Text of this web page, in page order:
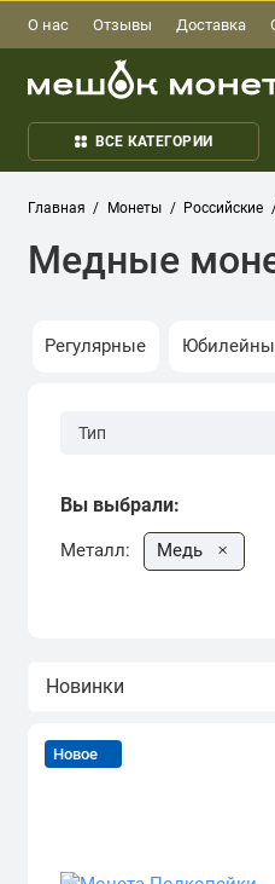
О нас Отзывы Доставка
ВСЕ КАТЕГОРИИ
Главная Монеты Российские
Медные
Регулярные
Тип
Вы выбрали:
Металл: Медь
Новое